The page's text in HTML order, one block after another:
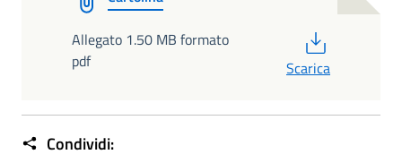
Allegato 1.50 MB formato
pdf
Scarica
Condividi: